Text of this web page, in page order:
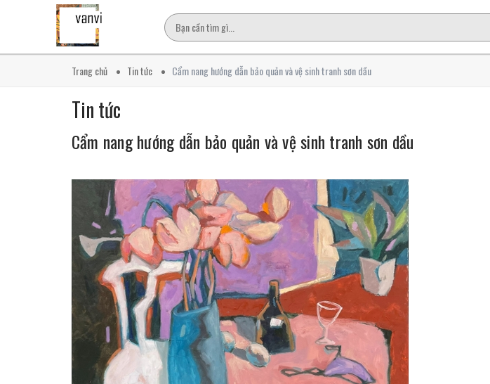
Trang chủ Tin tức Cẩm nang hướng dẫn bảo quản và vệ sinh tranh sơn dầu
Tin tức
Cẩm nang hướng dẫn bảo quản và vệ sinh tranh sơn dầu